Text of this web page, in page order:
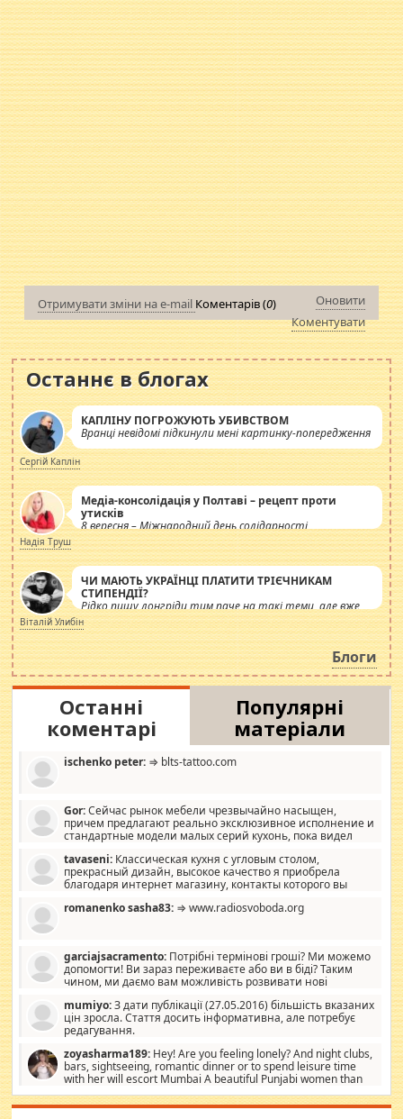
Отримувати зміни на e-mail Коментарів (0)
Оновити
Коментувати
Останнє в блогах
КАПЛІНУ ПОГРОЖУЮТЬ УБИВСТВОМ
Вранці невідомі підкинули мені картинку-попередження
Сергій Каплін
Медіа-консолідація у Полтаві – рецепт проти
утисків
8 вересня – Міжнародний день солідарності
журналістів.
Надія Труш
ЧИ МАЮТЬ УКРАЇНЦІ ПЛАТИТИ ТРІЄЧНИКАМ
СТИПЕНДІЇ?
Рідко пишу лонгріди тим паче на такі теми, але вже
просто дістало! Обурюють сьогоднішні інсенуації
навколо стипендіального питання. Штучно
роздувається ще одна соціальна катастрофа.
Віталій Улибін
Блоги
Останні
коментарі
Популярні
матеріали
ischenko peter: ⇒ blts-tattoo.com
Gor:Сейчас рынок мебели чрезвычайно насыщен,
причем предлагают реально эксклюзивное исполнение и
стандартные модели малых серий кухонь, пока видел
стандартные формы, в MebelOk, креативненько и что главное -
со вкусом все в порядке, без ненужных наворотов удорожающих
мебель, а это не последний фактор.
tavaseni: Классическая кухня с угловым столом,
прекрасный дизайн, высокое качество я приобрела
благодаря интернет магазину, контакты которого вы
romanenko sasha83: ⇒ www.radiosvoboda.org
garciajsacramento: Потрібні термінові гроші? Ми можемо
допомогти! Ви зараз переживаєте або ви в біді? Таким
чином, ми даємо вам можливість розвивати нові
допомагати людям, які намагаються дати їм шанс. Кожен
заслуговує на другий шанс, і, оскільки влада не зможе, вони
повинні приймати від інших. Для нас нема багато суми, і зрілість
витрат, а тільки узгоджених сум і нічого іншого. Не чекайте і не
коментуйте цей пост. Введіть суму, яку ви хочете подати, і ми
зв'яжемося з вами з усіма варіантами. зв'яжіться з нами
сьогодні на garciajsacramento@gmail.com Вам потрібні термінові
гроші? Ми можемо допомогти!
mumiyo:З дати публікації (27.05.2016) більшість вказаних
цін зросла. Стаття досить інформативна, але потребує
редагування.
zoyasharma189: Hey! Are you feeling lonely? And night clubs,
bars, sightseeing, romantic dinner or to spend leisure time
with her will escort Mumbai A beautiful Punjabi women than
sexy escort companion in arms that you guys feel like 5 star luxury
hotel had to spend the night in their search for loved solitaire free